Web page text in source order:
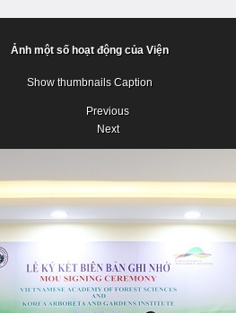
Ảnh một số hoạt động của Viện
Show thumbnails Caption
Previous
Next